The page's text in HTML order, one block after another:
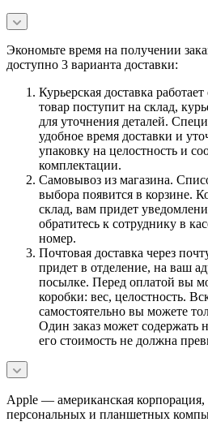
Экономьте время на получении
доступно 3 варианта доставки:
Курьерская доставка
товар поступит на склад,
для уточнения деталей.
удобное время доставки и
упаковку на целостность и
комплектации.
Самовывоз из магазина.
выбора появится в корзине.
склад, вам придет
обратитесь к сотруднику в
номер.
Почтовая доставка через
придет в отделение, на ваш
посылке. Перед оплатой вы
коробки: вес, целостность.
самостоятельно вы можете
Один заказ может содержать
его стоимость не должна
Apple — американская корпорация,
персональных и планшетных